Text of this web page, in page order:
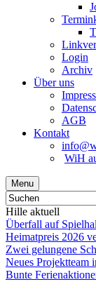
Login
Archiv
Über uns
AGB
Kontakt
WiH
Menu
Hille aktuell
Überfall auf
Heimatpreis 2026
Zwei gelungene
Neues
Bunte